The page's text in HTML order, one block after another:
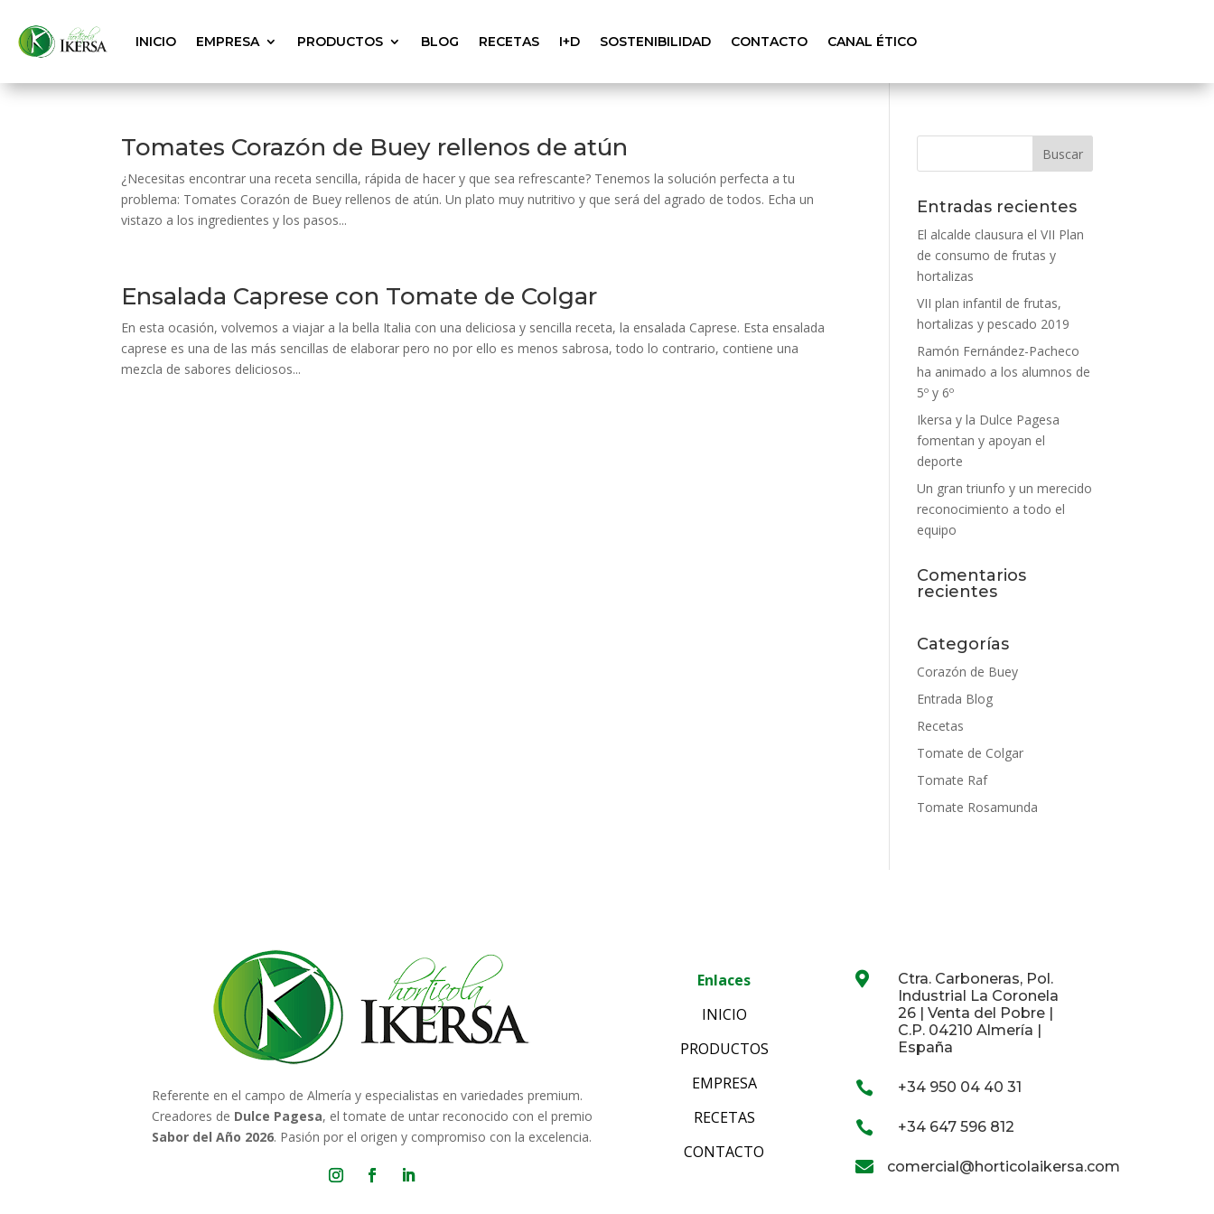
INICIO EMPRESA PRODUCTOS BLOG RECETAS I+D SOSTENIBILIDAD CONTACTO CANAL ÉTICO
Tomates Corazón de Buey rellenos de atún
¿Necesitas encontrar una receta sencilla, rápida de hacer y que sea refrescante? Tenemos la solución perfecta a tu
problema: Tomates Corazón de Buey rellenos de atún. Un plato muy nutritivo y que será del agrado de todos. Echa un
vistazo a los ingredientes y los pasos...
Ensalada Caprese con Tomate de Colgar
En esta ocasión, volvemos a viajar a la bella Italia con una deliciosa y sencilla receta, la ensalada Caprese. Esta ensalada
caprese es una de las más sencillas de elaborar pero no por ello es menos sabrosa, todo lo contrario, contiene una
mezcla de sabores deliciosos...
Entradas recientes
El alcalde clausura el VII Plan
de consumo de frutas y
hortalizas
VII plan infantil de frutas,
hortalizas y pescado 2019
Ramón Fernández-Pacheco
ha animado a los alumnos de
5º y 6º
Ikersa y la Dulce Pagesa
fomentan y apoyan el
deporte
Un gran triunfo y un merecido
reconocimiento a todo el
equipo
Comentarios
recientes
Categorías
Corazón de Buey
Entrada Blog
Recetas
Tomate de Colgar
Tomate Raf
Tomate Rosamunda
Referente en el campo de Almería y especialistas en variedades premium.
Creadores de Dulce Pagesa, el tomate de untar reconocido con el premio
Sabor del Año 2026. Pasión por el origen y compromiso con la excelencia.
Enlaces
INICIO
PRODUCTOS
EMPRESA
RECETAS
CONTACTO

Ctra. Carboneras, Pol.
Industrial La Coronela
26 | Venta del Pobre |
C.P. 04210 Almería |
España
 +34 950 04 40 31
 +34 647 596 812
 comercial@horticolaikersa.com